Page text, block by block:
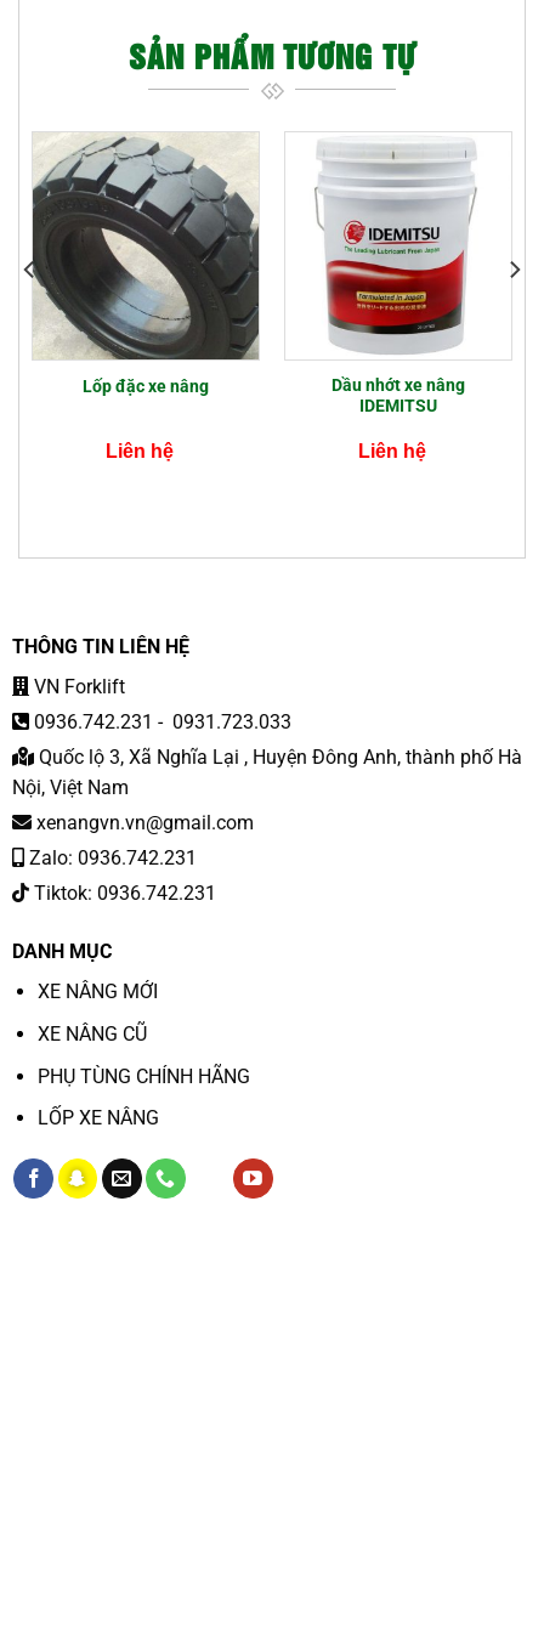
SẢN PHẨM TƯƠNG TỰ
Lốp đặc xe nâng
Liên hệ
Dầu nhớt xe nâng
IDEMITSU
Liên hệ
THÔNG TIN LIÊN HỆ
VN Forklift
0936.742.231 - 0931.723.033
Quốc lộ 3, Xã Nghĩa Lại , Huyện Đông Anh, thành phố Hà
Nội, Việt Nam
xenangvn.vn@gmail.com
Zalo: 0936.742.231
Tiktok: 0936.742.231
DANH MỤC
XE NÂNG MỚI
XE NÂNG CŨ
PHỤ TÙNG CHÍNH HÃNG
LỐP XE NÂNG